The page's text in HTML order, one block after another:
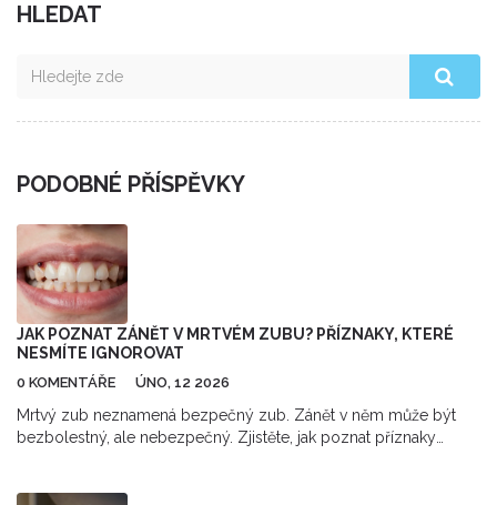
HLEDAT
PODOBNÉ PŘÍSPĚVKY
JAK POZNAT ZÁNĚT V MRTVÉM ZUBU? PŘÍZNAKY, KTERÉ
NESMÍTE IGNOROVAT
0 KOMENTÁŘE ÚNO, 12 2026
Mrtvý zub neznamená bezpečný zub. Zánět v něm může být
bezbolestný, ale nebezpečný. Zjistěte, jak poznat příznaky